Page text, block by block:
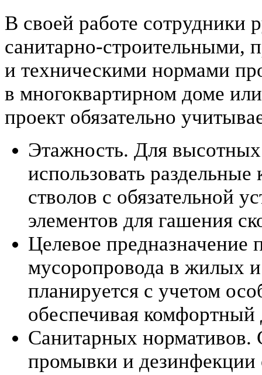
В своей работе сотрудники
санитарно-строительными,
и техническими нормами
в многоквартирном доме
проект обязательно
Этажность. Для
использовать
стволов с обязательной
элементов для гашения
Целевое
мусоропровода в жилых
планируется с учетом
обеспечивая комфортный
Санитарных нормативов.
промывки и дезинфекции